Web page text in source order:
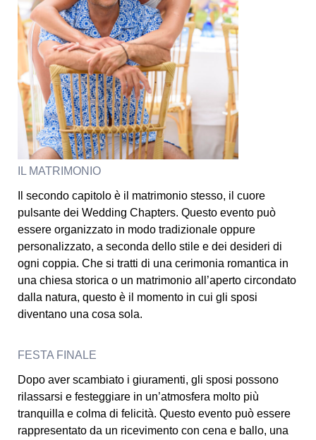
IL MATRIMONIO
Il secondo capitolo è il matrimonio stesso, il cuore
pulsante dei Wedding Chapters. Questo evento può
essere organizzato in modo tradizionale oppure
personalizzato, a seconda dello stile e dei desideri di
ogni coppia. Che si tratti di una cerimonia romantica in
una chiesa storica o un matrimonio all’aperto circondato
dalla natura, questo è il momento in cui gli sposi
diventano una cosa sola.
FESTA FINALE
Dopo aver scambiato i giuramenti, gli sposi possono
rilassarsi e festeggiare in un’atmosfera molto più
tranquilla e colma di felicità. Questo evento può essere
rappresentato da un ricevimento con cena e ballo, una